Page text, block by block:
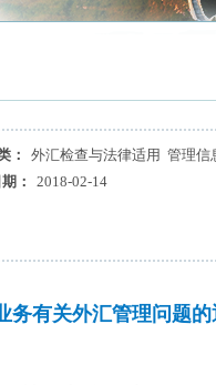
外汇检查与法律适用 管理信
：
2018-02-14
务有关外汇管理问题的